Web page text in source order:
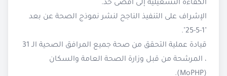
الكفاءة التشغيلية إلى أقصى حد.
الإشراف على التنفيذ الناجح لنشر نموذج الصحة عن بعد
قيادة عملية التحقق من صحة جميع المرافق الصحية الـ 31
، المرشحة من قبل وزارة الصحة العامة والسكان
(MoPHP).